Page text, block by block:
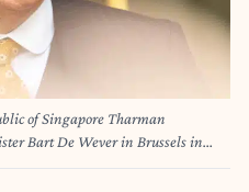
of Singapore Tharman
Bart De Wever in Brussels in
du President de la Republique de
par le Premier Ministre Bart De